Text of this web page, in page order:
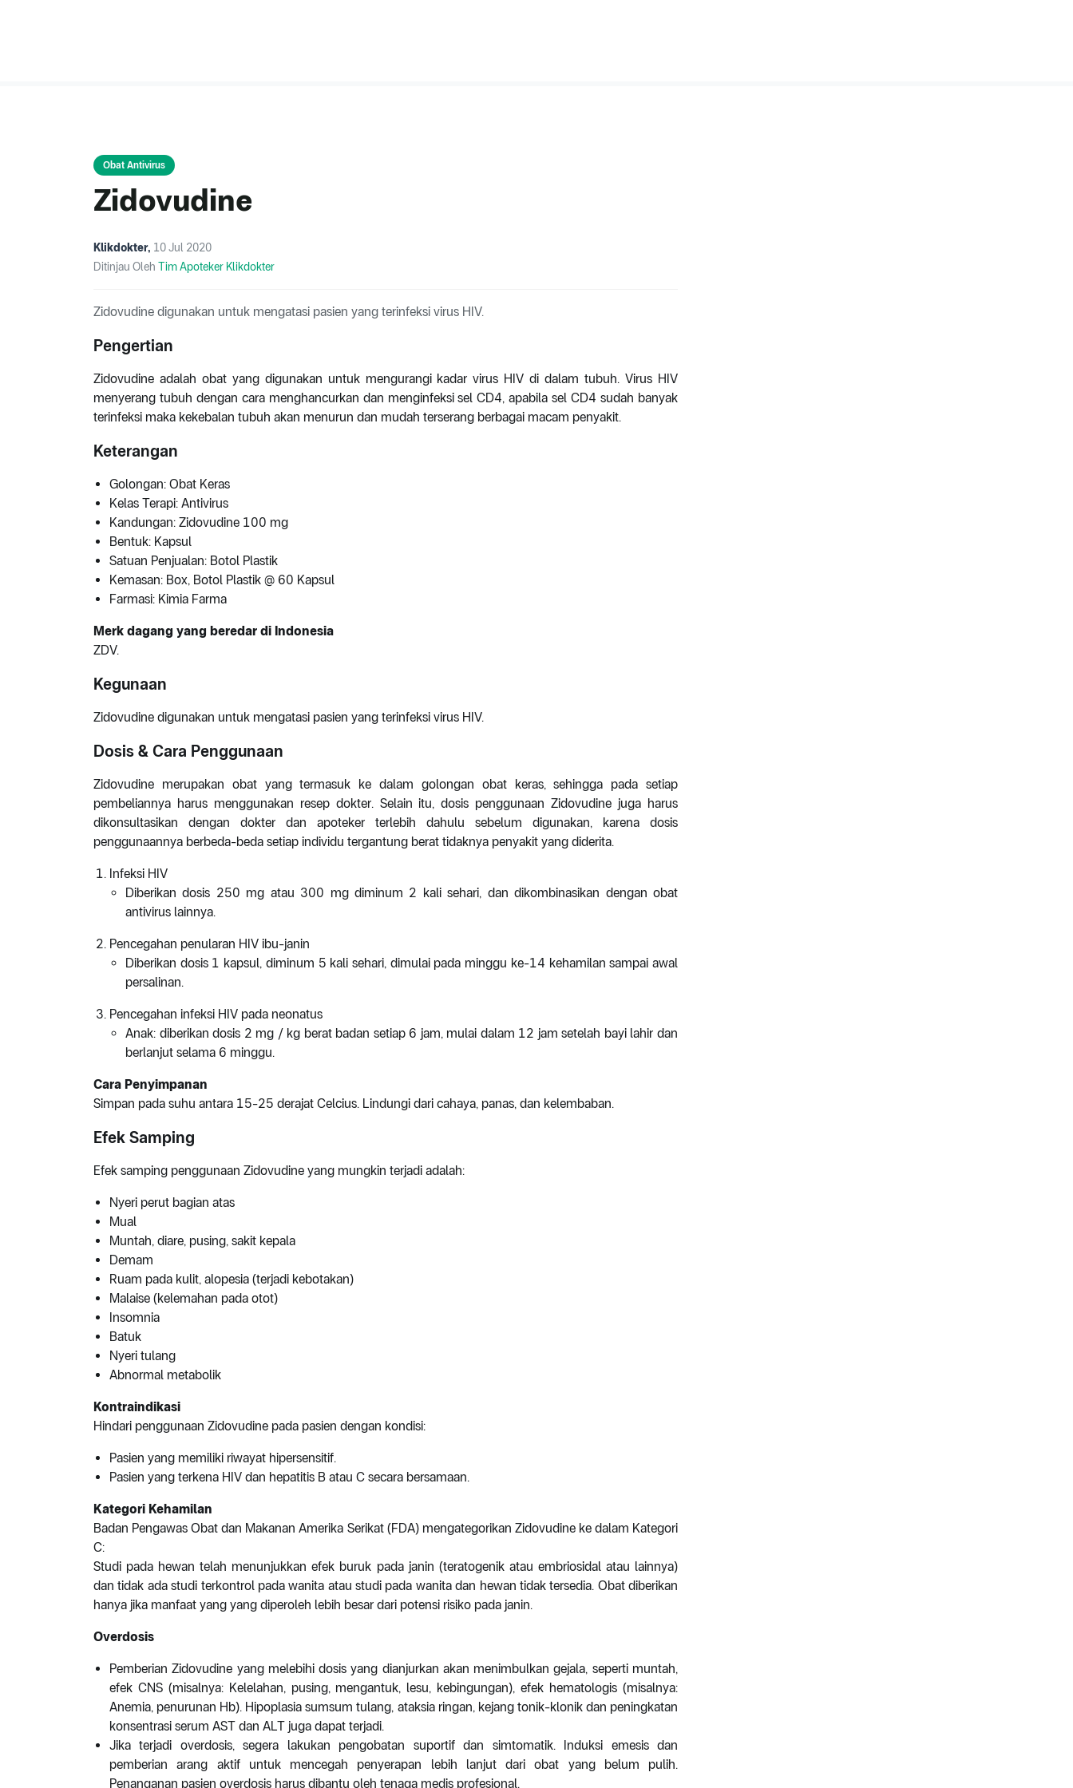
Obat Antivirus
Zidovudine
Klikdokter, 10 Jul 2020
Ditinjau Oleh Tim Apoteker Klikdokter
Zidovudine digunakan untuk mengatasi pasien yang terinfeksi virus HIV.
Pengertian
Zidovudine adalah obat yang digunakan untuk mengurangi kadar virus HIV di dalam tubuh. Virus HIV
menyerang tubuh dengan cara menghancurkan dan menginfeksi sel CD4, apabila sel CD4 sudah banyak
terinfeksi maka kekebalan tubuh akan menurun dan mudah terserang berbagai macam penyakit.
Keterangan
Golongan: Obat Keras
Kelas Terapi: Antivirus
Kandungan: Zidovudine 100 mg
Bentuk: Kapsul
Satuan Penjualan: Botol Plastik
Kemasan: Box, Botol Plastik @ 60 Kapsul
Farmasi: Kimia Farma
Merk dagang yang beredar di Indonesia
ZDV.
Kegunaan
Zidovudine digunakan untuk mengatasi pasien yang terinfeksi virus HIV.
Dosis & Cara Penggunaan
Zidovudine merupakan obat yang termasuk ke dalam golongan obat keras, sehingga pada setiap
pembeliannya harus menggunakan resep dokter. Selain itu, dosis penggunaan Zidovudine juga harus
dikonsultasikan dengan dokter dan apoteker terlebih dahulu sebelum digunakan, karena dosis
penggunaannya berbeda-beda setiap individu tergantung berat tidaknya penyakit yang diderita.
Infeksi HIV
Diberikan dosis 250 mg atau 300 mg diminum 2 kali sehari, dan dikombinasikan dengan obat
antivirus lainnya.
Pencegahan penularan HIV ibu-janin
Diberikan dosis 1 kapsul, diminum 5 kali sehari, dimulai pada minggu ke-14 kehamilan sampai awal
persalinan.
Pencegahan infeksi HIV pada neonatus
Anak: diberikan dosis 2 mg / kg berat badan setiap 6 jam, mulai dalam 12 jam setelah bayi lahir dan
berlanjut selama 6 minggu.
Cara Penyimpanan
Simpan pada suhu antara 15-25 derajat Celcius. Lindungi dari cahaya, panas, dan kelembaban.
Efek Samping
Efek samping penggunaan Zidovudine yang mungkin terjadi adalah:
Nyeri perut bagian atas
Mual
Muntah, diare, pusing, sakit kepala
Demam
Ruam pada kulit, alopesia (terjadi kebotakan)
Malaise (kelemahan pada otot)
Insomnia
Batuk
Nyeri tulang
Abnormal metabolik
Kontraindikasi
Hindari penggunaan Zidovudine pada pasien dengan kondisi:
Pasien yang memiliki riwayat hipersensitif.
Pasien yang terkena HIV dan hepatitis B atau C secara bersamaan.
Kategori Kehamilan
Badan Pengawas Obat dan Makanan Amerika Serikat (FDA) mengategorikan Zidovudine ke dalam Kategori
C:
Studi pada hewan telah menunjukkan efek buruk pada janin (teratogenik atau embriosidal atau lainnya)
dan tidak ada studi terkontrol pada wanita atau studi pada wanita dan hewan tidak tersedia. Obat diberikan
hanya jika manfaat yang yang diperoleh lebih besar dari potensi risiko pada janin.
Overdosis
Pemberian Zidovudine yang melebihi dosis yang dianjurkan akan menimbulkan gejala, seperti muntah,
efek CNS (misalnya: Kelelahan, pusing, mengantuk, lesu, kebingungan), efek hematologis (misalnya:
Anemia, penurunan Hb). Hipoplasia sumsum tulang, ataksia ringan, kejang tonik-klonik dan peningkatan
konsentrasi serum AST dan ALT juga dapat terjadi.
Jika terjadi overdosis, segera lakukan pengobatan suportif dan simtomatik. Induksi emesis dan
pemberian arang aktif untuk mencegah penyerapan lebih lanjut dari obat yang belum pulih.
Penanganan pasien overdosis harus dibantu oleh tenaga medis profesional.